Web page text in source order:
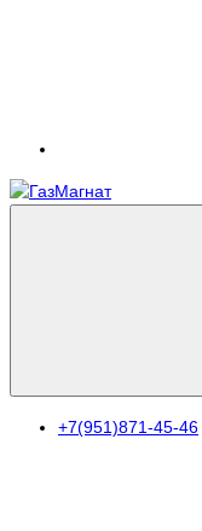
+7(951)871-45-46